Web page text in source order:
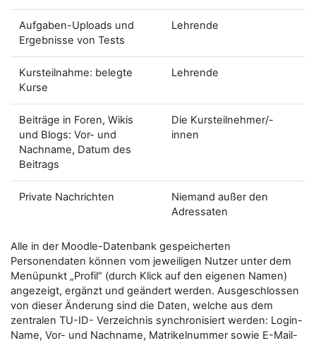
Aufgaben-Uploads und
Ergebnisse von Tests
Lehrende
Kursteilnahme: belegte
Kurse
Lehrende
Beiträge in Foren, Wikis
und Blogs: Vor- und
Nachname, Datum des
Beitrags
Die Kursteilnehmer/-
innen
Private Nachrichten
Niemand außer den
Adressaten
Alle in der Moodle-Datenbank gespeicherten
Personendaten können vom jeweiligen Nutzer unter dem
Menüpunkt „Profil“ (durch Klick auf den eigenen Namen)
angezeigt, ergänzt und geändert werden. Ausgeschlossen
von dieser Änderung sind die Daten, welche aus dem
zentralen TU-ID- Verzeichnis synchronisiert werden: Login-
Name, Vor- und Nachname, Matrikelnummer sowie E-Mail-